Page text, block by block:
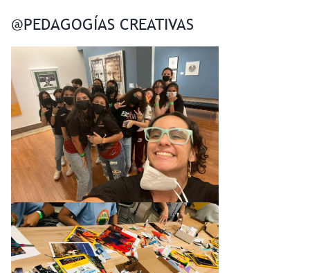
@PEDAGOGÍAS CREATIVAS